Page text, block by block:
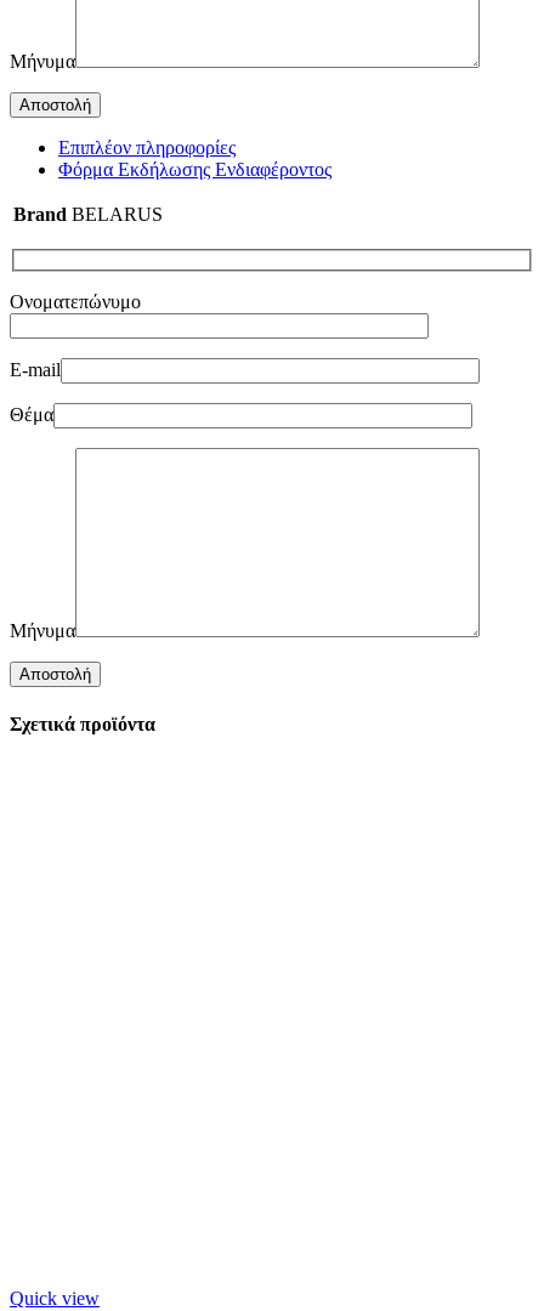
Μήνυμα
Επιπλέον πληροφορίες
Φόρμα Εκδήλωσης Ενδιαφέροντος
Brand BELARUS
Ονοματεπώνυμο
E-mail
Θέμα
Μήνυμα
Σχετικά προϊόντα
Quick view